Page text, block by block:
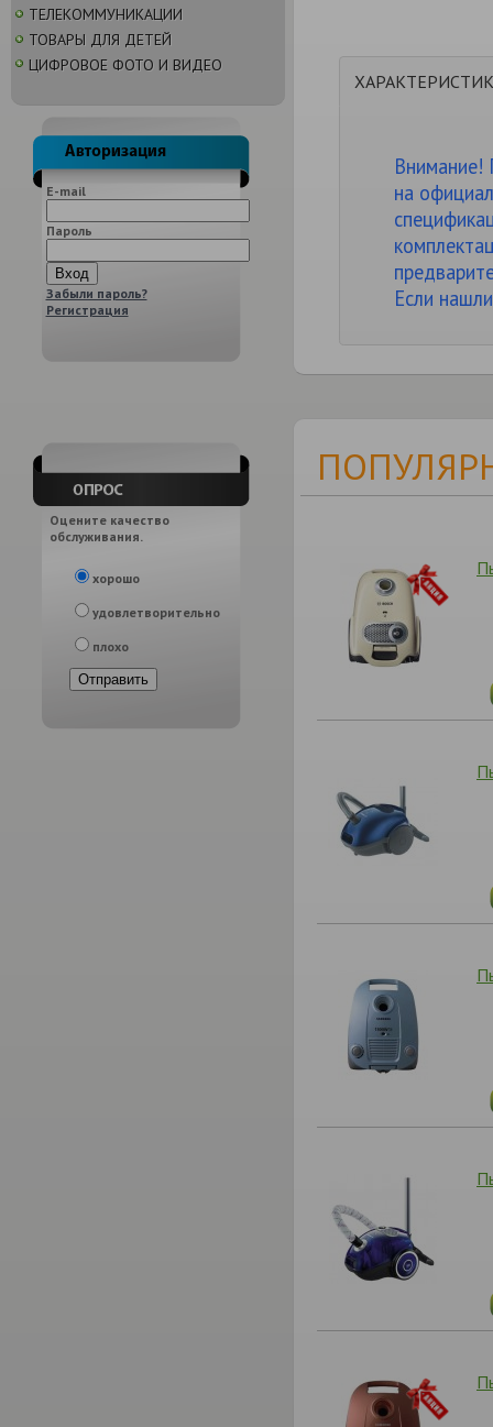
ТЕЛЕКОММУНИКАЦИИ
ТОВАРЫ ДЛЯ ДЕТЕЙ
ЦИФРОВОЕ ФОТО И ВИДЕО
E-mail
Пароль
Забыли пароль?
Регистрация
Оцените качество
обслуживания.
хорошо
удовлетворительно
плохо
Внимание!
на
Если